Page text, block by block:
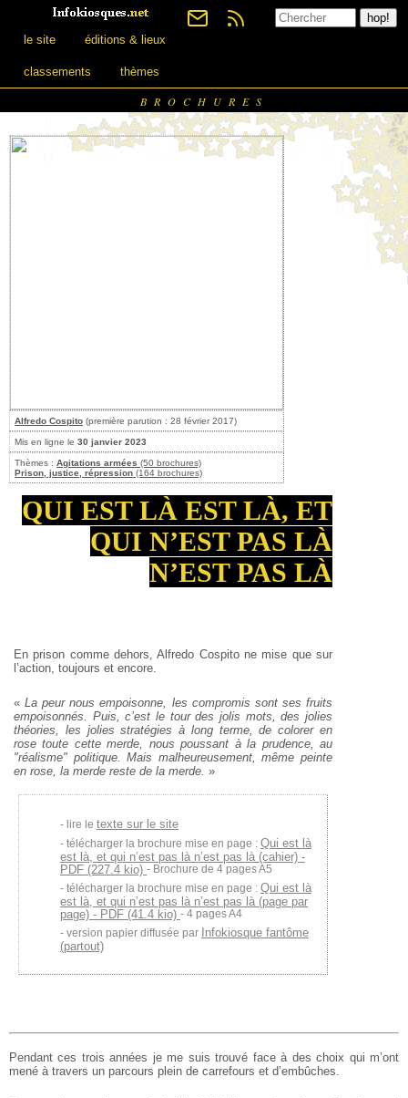
le site éditions & lieux
classements thèmes
BROCHURES
Alfredo Cospito (première parution : 28 février 2017)
Mis en ligne le 30 janvier 2023
Thèmes : Agitations armées (50 brochures)
Prison, justice, répression (164 brochures)
QUI EST LÀ EST LÀ, ET
QUI N’EST PAS LÀ
N’EST PAS LÀ
En prison comme dehors, Alfredo Cospito ne mise que sur
l’action, toujours et encore.
«La peur nous empoisonne, les compromis sont ses fruits
empoisonnés. Puis, c’est le tour des jolis mots, des jolies
théories, les jolies stratégies à long terme, de colorer en
rose toute cette merde, nous poussant à la prudence, au
"réalisme" politique. Mais malheureusement, même peinte
en rose, la merde reste de la merde. »
lire le texte sur le site
télécharger la brochure mise en page : Qui est là
est là, et qui n’est pas là n’est pas là (cahier) -
PDF (227.4 kio) - Brochure de 4 pages A5
télécharger la brochure mise en page : Qui est là
est là, et qui n’est pas là n’est pas là (page par
page) - PDF (41.4 kio) - 4 pages A4
version papier diffusée par Infokiosque fantôme
(partout)
Pendant ces trois années je me suis trouvé face à des choix qui m’ont
mené à travers un parcours plein de carrefours et d’embûches.